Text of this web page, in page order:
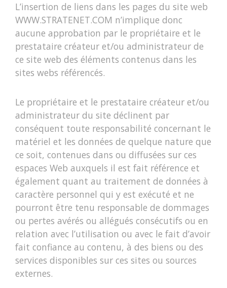
L’insertion de liens dans les pages du site web
WWW.STRATENET.COM n’implique donc
aucune approbation par le propriétaire et le
prestataire créateur et/ou administrateur de
ce site web des éléments contenus dans les
sites webs référencés.
Le propriétaire et le prestataire créateur et/ou
administrateur du site déclinent par
conséquent toute responsabilité concernant le
matériel et les données de quelque nature que
ce soit, contenues dans ou diffusées sur ces
espaces Web auxquels il est fait référence et
également quant au traitement de données à
caractère personnel qui y est exécuté et ne
pourront être tenu responsable de dommages
ou pertes avérés ou allégués consécutifs ou en
relation avec l’utilisation ou avec le fait d’avoir
fait confiance au contenu, à des biens ou des
services disponibles sur ces sites ou sources
externes.